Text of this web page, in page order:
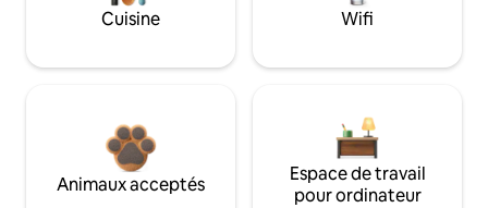
Cuisine Wifi
Animaux acceptés
Espace de travail
pour ordinateur